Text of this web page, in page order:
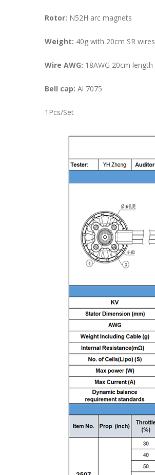
Rotor: N52H arc magnets
Weight: 40g with 20cm SR wires
Wire AWG: 18AWG 20cm length
Bell cap: Al 7075
1Pcs/Set